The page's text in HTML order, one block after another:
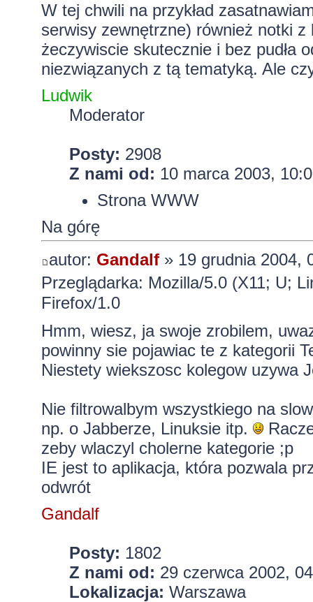
W tej chwili na przykład
serwisy zewnętrzne) również notki z
żeczywiscie skutecznie i bez pudła
niezwiązanych z tą tematyką. Ale
Ludwik
Moderator
Posty: 2908
Z nami od: 10 marca 2003,
Strona WWW
Na górę
autor: Gandalf» 19 grudnia 2004,
Przeglądarka: Mozilla/5.0 (X11; U;
Firefox/1.0
Hmm, wiesz, ja swoje zrobilem,
powinny sie pojawiac te z kategorii
Niestety wiekszosc kolegow uzywa
Nie filtrowalbym wszystkiego na
np. o Jabberze, Linuksie itp.
zeby wlaczyl cholerne kategorie ;p
IE jest to aplikacja, która pozwala
odwrót
Gandalf
Posty: 1802
Z nami od: 29 czerwca 2002,
Lokalizacja: Warszawa